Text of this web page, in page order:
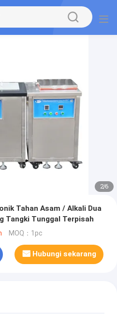
2/6
Tahan Asam / Alkali Dua
Tangki Tunggal Terpisah
MOQ：1pc
Hubungi sekarang